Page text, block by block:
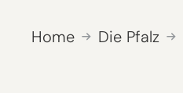
Home Die Pfalz